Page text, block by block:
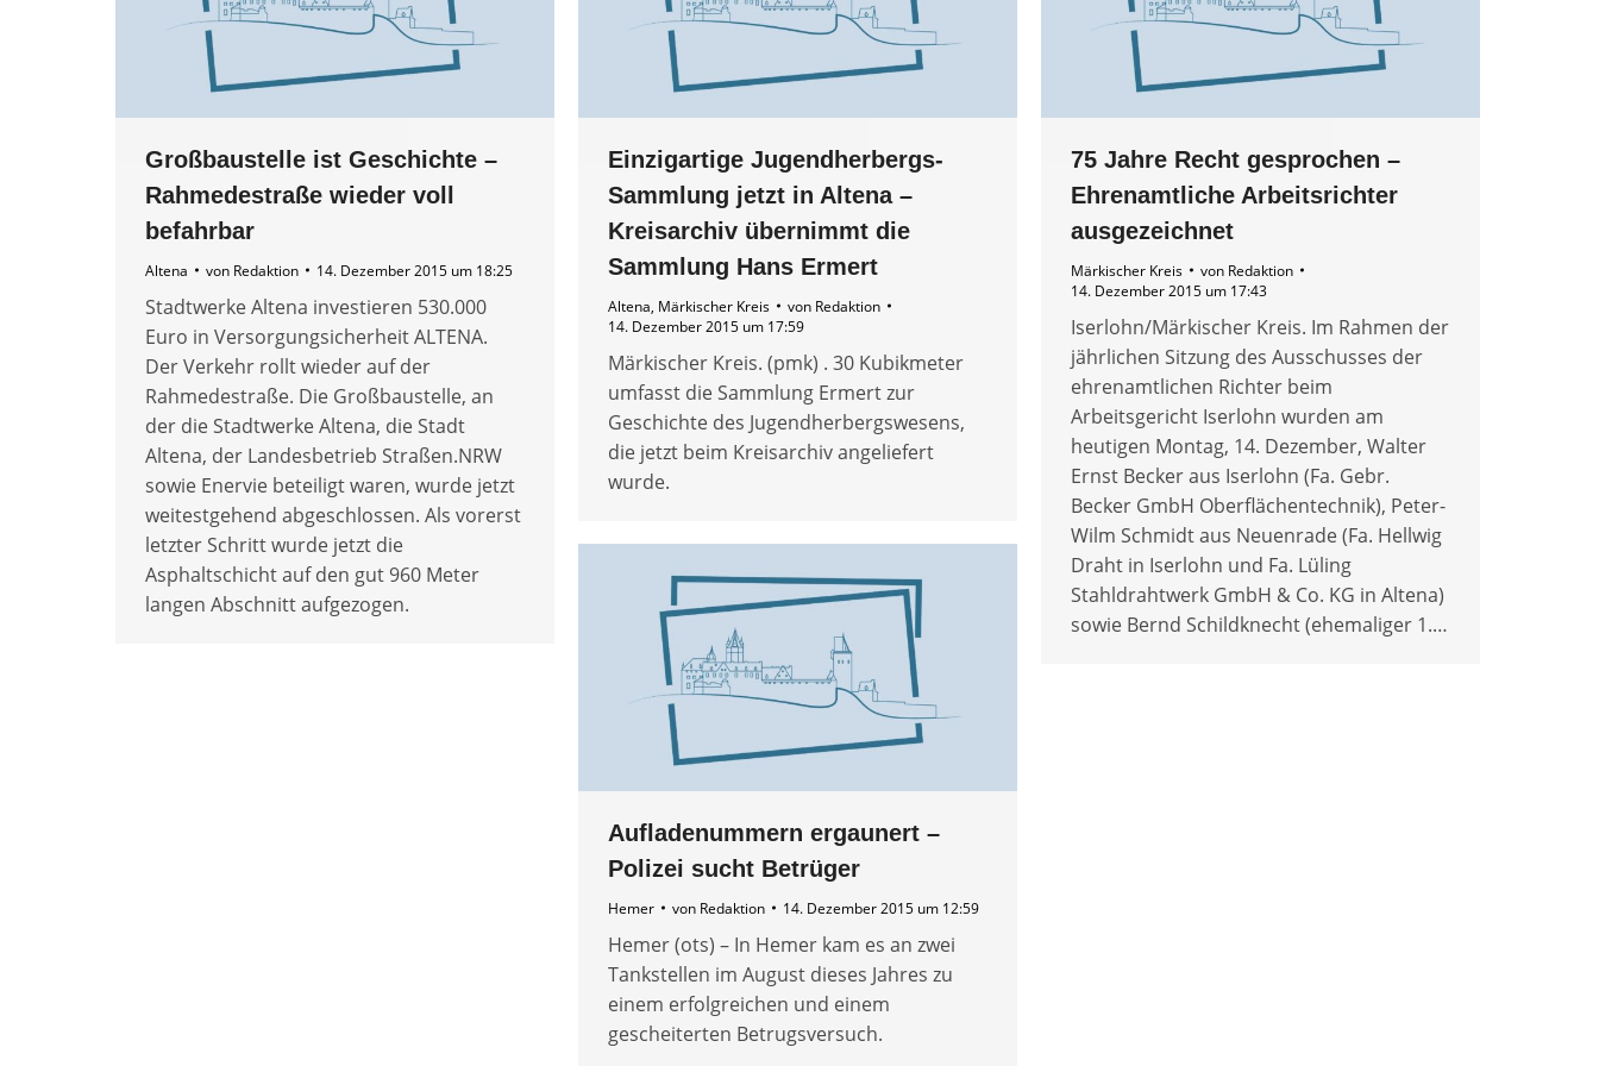
Großbaustelle ist Geschichte –
Rahmedestraße wieder voll
befahrbar
Altena von Redaktion 14. Dezember 2015 um 18:25
Stadtwerke Altena investieren 530.000
Euro in Versorgungsicherheit ALTENA.
Der Verkehr rollt wieder auf der
Rahmedestraße. Die Großbaustelle, an
der die Stadtwerke Altena, die Stadt
Altena, der Landesbetrieb Straßen.NRW
sowie Enervie beteiligt waren, wurde jetzt
weitestgehend abgeschlossen. Als vorerst
letzter Schritt wurde jetzt die
Asphaltschicht auf den gut 960 Meter
langen Abschnitt aufgezogen.
Einzigartige Jugendherbergs-
Sammlung jetzt in Altena –
Kreisarchiv übernimmt die
Sammlung Hans Ermert
Altena, Märkischer Kreis von Redaktion
14. Dezember 2015 um 17:59
Märkischer Kreis. (pmk) . 30 Kubikmeter
umfasst die Sammlung Ermert zur
Geschichte des Jugendherbergswesens,
die jetzt beim Kreisarchiv angeliefert
wurde.
75 Jahre Recht gesprochen –
Ehrenamtliche Arbeitsrichter
ausgezeichnet
Märkischer Kreis von Redaktion
14. Dezember 2015 um 17:43
Iserlohn/Märkischer Kreis. Im Rahmen der
jährlichen Sitzung des Ausschusses der
ehrenamtlichen Richter beim
Arbeitsgericht Iserlohn wurden am
heutigen Montag, 14. Dezember, Walter
Ernst Becker aus Iserlohn (Fa. Gebr.
Becker GmbH Oberflächentechnik), Peter-
Wilm Schmidt aus Neuenrade (Fa. Hellwig
Draht in Iserlohn und Fa. Lüling
Stahldrahtwerk GmbH & Co. KG in Altena)
sowie Bernd Schildknecht (ehemaliger 1.…
Aufladenummern ergaunert –
Polizei sucht Betrüger
Hemer von Redaktion 14. Dezember 2015 um 12:59
Hemer (ots) – In Hemer kam es an zwei
Tankstellen im August dieses Jahres zu
einem erfolgreichen und einem
gescheiterten Betrugsversuch.